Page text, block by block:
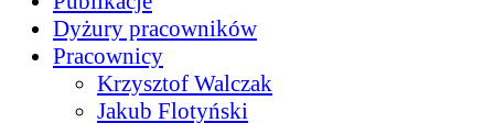
Dyżury pracowników
Pracownicy
Krzysztof Walczak
Jakub Flotyński